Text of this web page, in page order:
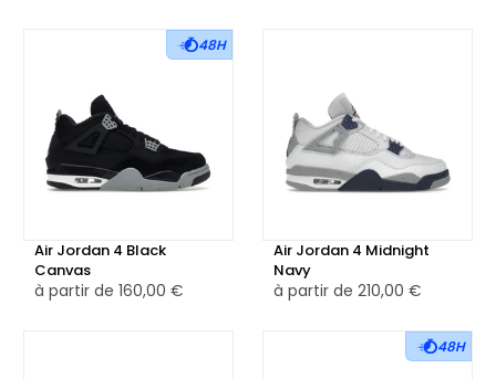
48H
Air Jordan 4 Black
Canvas
à partir de 160,00 €
Air Jordan 4 Midnight
Navy
à partir de 210,00 €
48H